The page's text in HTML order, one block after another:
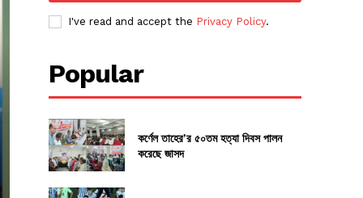
I've read and accept the Privacy Policy.
Popular
কর্ণেল তাহের’র ৫০তম হত্যা দিবস পালন
করেছে জাসদ